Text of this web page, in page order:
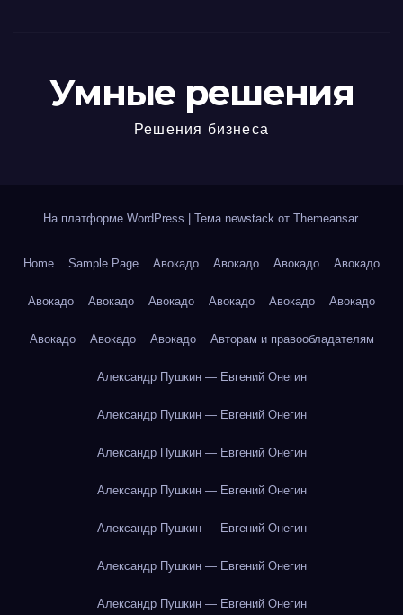
Умные решения
Решения бизнеса
На платформе WordPress Тема newstack от Themeansar.
Home Sample Page Авокадо Авокадо Авокадо Авокадо
Авокадо Авокадо Авокадо Авокадо Авокадо Авокадо
Авокадо Авокадо Авокадо Авторам и правообладателям
Александр Пушкин — Евгений Онегин
Александр Пушкин — Евгений Онегин
Александр Пушкин — Евгений Онегин
Александр Пушкин — Евгений Онегин
Александр Пушкин — Евгений Онегин
Александр Пушкин — Евгений Онегин
Александр Пушкин — Евгений Онегин